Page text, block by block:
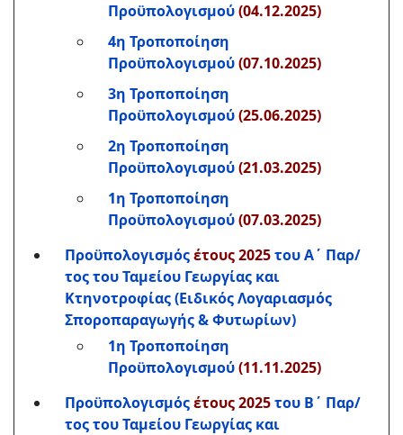
Προϋπολογισμού(04.12.2025)
4η Τροποποίηση
Προϋπολογισμού(07.10.2025)
3η Τροποποίηση
Προϋπολογισμού(25.06.2025)
2η Τροποποίηση
Προϋπολογισμού(21.03.2025)
1η Τροποποίηση
Προϋπολογισμού(07.03.2025)
Προϋπολογισμόςέτους 2025του Α΄ Παρ/
τος του Ταμείου Γεωργίας και
Κτηνοτροφίας (Ειδικός Λογαριασμός
Σποροπαραγωγής & Φυτωρίων)
1η Τροποποίηση
Προϋπολογισμού(11.11.2025)
Προϋπολογισμόςέτους 2025του Β΄ Παρ/
τος του Ταμείου Γεωργίας και